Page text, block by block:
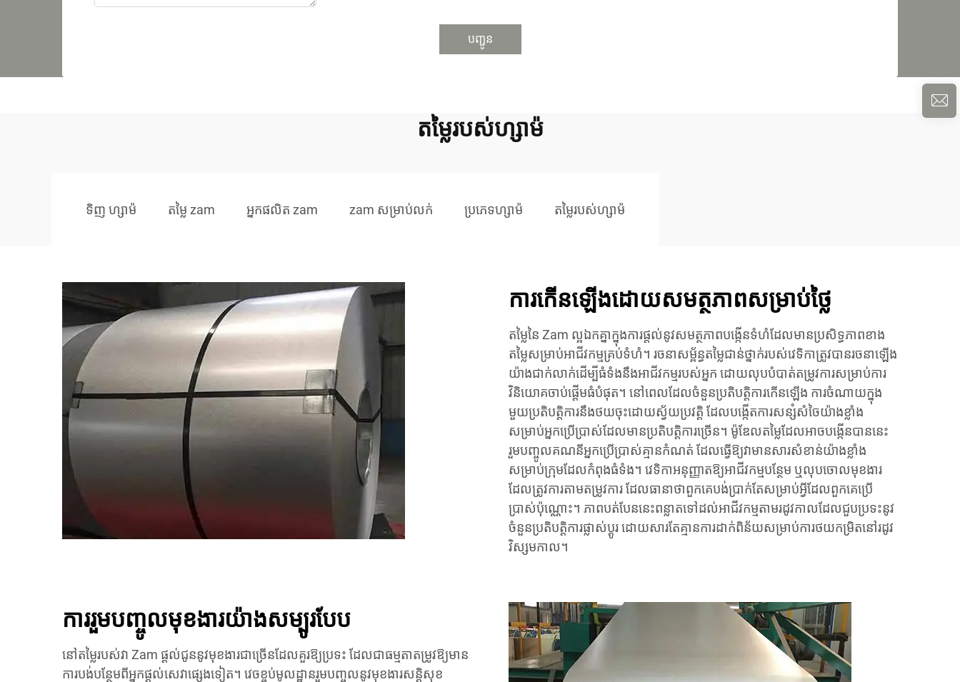
បញ្ជូន
តម្លៃ​របស់​ហ្សាម៉
ទិញ​ ហ្សាម៉ តម្លៃ zam អ្នកផលិត zam zam សម្រាប់លក់ ប្រភេទ​ហ្សាម៉ តម្លៃ​របស់​ហ្សាម៉
ការកើនឡើងដោយសមត្ថភាពសម្រាប់ថ្លៃ
តម្លៃនៃ Zam ល្អឯកគ្នាក្នុងការផ្តល់នូវសមត្ថភាពបង្កើនទំហំដែលមានប្រសិទ្ធភាពខាង
តម្លៃសម្រាប់អាជីវកម្មគ្រប់ទំហំ។ រចនាសម្ព័ន្ធតម្លៃជាន់ថ្នាក់របស់វេទិកាត្រូវបានរចនាឡើង
យ៉ាងជាក់លាក់ដើម្បីធំទំងនឹងអាជីវកម្មរបស់អ្នក ដោយលុបបំបាត់តម្រូវការសម្រាប់ការ
វិនិយោគចាប់ផ្តើមធំបំផុត។ នៅពេលដែលចំនួនប្រតិបត្តិការកើនឡើង ការចំណាយក្នុង
មួយប្រតិបត្តិការនឹងថយចុះដោយស្វ័យប្រវត្តិ ដែលបង្កើតការសន្សំសំចៃយ៉ាងខ្លាំង
សម្រាប់អ្នកប្រើប្រាស់ដែលមានប្រតិបត្តិការច្រើន។ ម៉ូឌែលតម្លៃដែលអាចបង្កើនបាននេះ
រួមបញ្ចូលគណនីអ្នកប្រើប្រាស់គ្មានកំណត់ ដែលធ្វើឱ្យវាមានសារសំខាន់យ៉ាងខ្លាំង
សម្រាប់ក្រុមដែលកំពុងធំទំង។ វេទិកាអនុញ្ញាតឱ្យអាជីវកម្មបន្ថែម ឬលុបចោលមុខងារ
ដែលត្រូវការតាមតម្រូវការ ដែលធានាថាពួកគេបង់ប្រាក់តែសម្រាប់អ្វីដែលពួកគេប្រើ
ប្រាស់ប៉ុណ្ណោះ។ ភាពបត់បែននេះពន្លាតទៅដល់អាជីវកម្មតាមរដូវកាលដែលជួបប្រទះនូវ
ចំនួនប្រតិបត្តិការផ្លាស់ប្តូរ ដោយសារតែគ្មានការដាក់ពិន័យសម្រាប់ការថយកម្រិតនៅរដូវ
វិស្សមកាល។
ការរួមបញ្ចូលមុខងារយ៉ាងសម្បូរបែប
នៅតម្លៃរបស់វា Zam ផ្តល់ជូននូវមុខងារជាច្រើនដែលគួរឱ្យប្រទះ ដែលជាធម្មតាតម្រូវឱ្យមាន
ការបង់បន្ថែមពីអ្នកផ្តល់សេវាផ្សេងទៀត។ វេចខ្ចប់មូលដ្ឋានរួមបញ្ចូលនូវមុខងារសន្តិសុខ